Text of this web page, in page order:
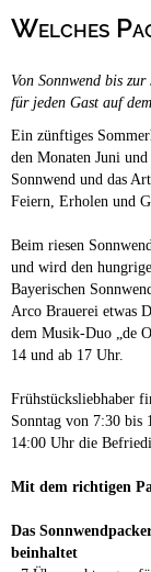
Stadtnah
Welches
Von Sonnwend bis
für jeden Gast auf
Ein zünftiges
den Monaten Juni
Sonnwend und das
Feiern, Erholen und
Beim riesen
und wird den
Bayerischen
Arco Brauerei etwas
dem Musik-Duo „de
14 und ab 17 Uhr.
Frühstücksliebhaber
Sonntag von 7:30 bis
14:00 Uhr die
Mit dem richtigen
Das
beinhaltet